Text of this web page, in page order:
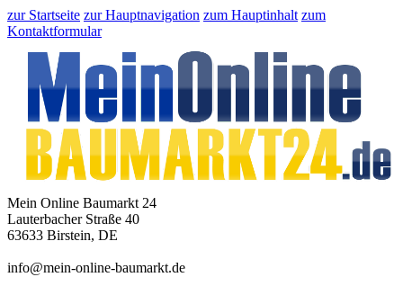
zur Startseite zur Hauptnavigation zum Hauptinhalt zum
Kontaktformular
Mein Online Baumarkt 24
Lauterbacher Straße 40
63633 Birstein, DE
info@mein-online-baumarkt.de